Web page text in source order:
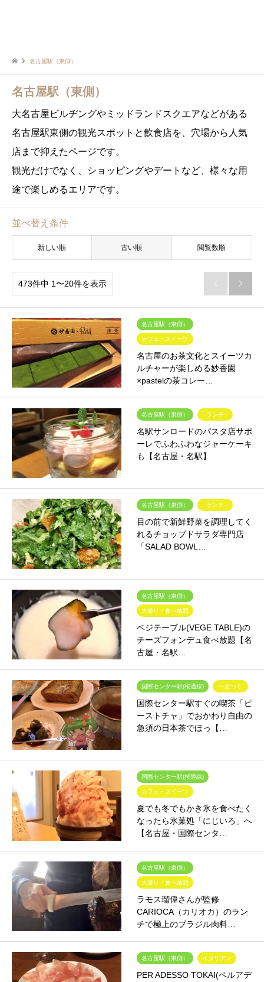
名古屋駅（東側）
名古屋駅（東側）
大名古屋ビルヂングやミッドランドスクエアなどがある
名古屋駅東側の観光スポットと飲食店を、穴場から人気
店まで抑えたページです。
観光だけでなく、ショッピングやデートなど、様々な用
途で楽しめるエリアです。
並べ替え条件
新しい順 古い順 閲覧数順
473件中 1〜20件を表示  
名古屋駅（東側）
カフェ・スイーツ
名古屋のお茶文化とスイーツカ
ルチャーが楽しめる妙香園
×pastelの茶コレー…
名古屋駅（東側） ランチ
名駅サンロードのパスタ店サポ
ーレでふわふわなジャーケーキ
も【名古屋・名駅】
名古屋駅（東側） ランチ
目の前で新鮮野菜を調理してく
れるチョップドサラダ専門店
「SALAD BOWL…
名古屋駅（東側）
大盛り・食べ放題
ベジテーブル(VEGE TABLE)の
チーズフォンデュ食べ放題【名
古屋・名駅…
国際センター駅(桜通線) 一息つく
国際センター駅すぐの喫茶「ピ
ーストチャ」でおかわり自由の
急須の日本茶でほっ【…
国際センター駅(桜通線)
カフェ・スイーツ
夏でも冬でもかき氷を食べたく
なったら氷菓処「にじいろ」へ
【名古屋・国際センタ…
名古屋駅（東側）
大盛り・食べ放題
ラモス瑠偉さんが監修
CARIOCA（カリオカ）のラン
チで極上のブラジル肉料…
名古屋駅（東側） イタリアン
PER ADESSO TOKAI(ペルアデ